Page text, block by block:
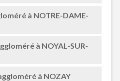
à NOTRE-DAME-
à NOYAL-SUR-
à NOZAY